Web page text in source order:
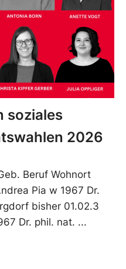
soziales
2026
Beruf Wohnort
Pia w 1967 Dr.
bisher 01.02.3
Dr. phil. nat.